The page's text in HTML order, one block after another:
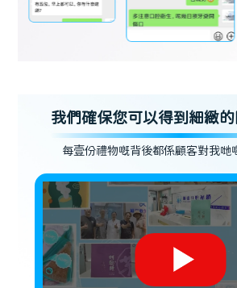
我們確保您可以得到細緻
每壹份禮物嘅背後都係顧客對我哋